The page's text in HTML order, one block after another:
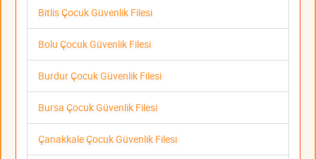
Bitlis Çocuk Güvenlik Filesi
Bolu Çocuk Güvenlik Filesi
Burdur Çocuk Güvenlik Filesi
Bursa Çocuk Güvenlik Filesi
Çanakkale Çocuk Güvenlik Filesi